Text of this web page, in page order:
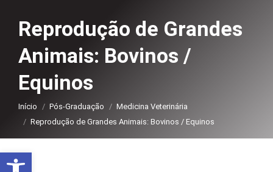
Reprodução de Grandes
Animais: Bovinos /
Equinos
Você está aqui:
Início Pós-Graduação
Medicina Veterinária
Reprodução de Grandes Animais: Bovinos / Equinos
Abrir a barra de ferramentas